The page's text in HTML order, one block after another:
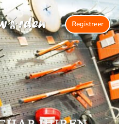
Registreer